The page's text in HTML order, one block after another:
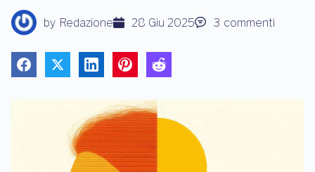
by Redazione 28 Giu 2025 3 commenti